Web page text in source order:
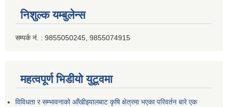
निशुल्क यम्बुलेन्स
सम्पर्क नं. : 9855050245, 9855074915
महत्वपूर्ण भिडीयो युटूवमा
विविधता र सम्भावनाको आँखीझ्यालबाट कृषि क्षेत्रमा भएका परिवर्तन बारे एक